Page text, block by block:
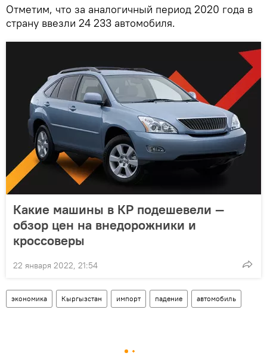
Отметим, что за аналогичный период 2020 года в
страну ввезли 24 233 автомобиля.
Какие машины в КР подешевели —
обзор цен на внедорожники и
кроссоверы
22 января 2022, 21:54
экономика Кыргызстан импорт падение автомобиль